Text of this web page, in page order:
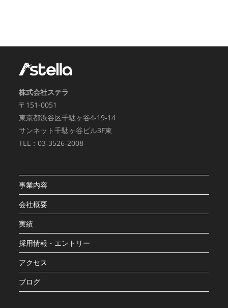
株式会社ステラ
〒151-0051
東京都渋谷区千駄ヶ谷4-19-14
サンネット千駄ヶ谷ビル3F東
TEL：03-3526-2008
事業内容
会社概要
実績
採用情報・エントリー
アクセス
ブログ